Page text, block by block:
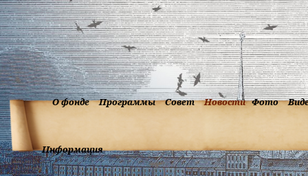
О фонде Программы Совет Новости Фото
Информация